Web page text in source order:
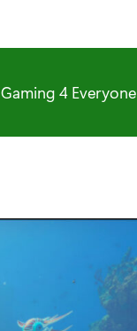
Gaming 4 Everyone